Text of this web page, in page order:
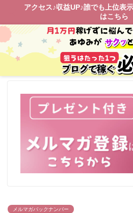
アクセス♪収益UP♪誰でも上位表
はこちら
メルマガバックナンバー